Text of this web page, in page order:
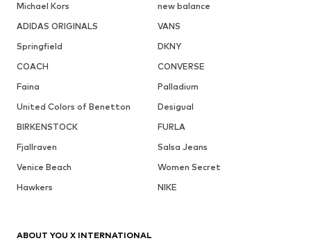
Michael Kors
new balance
ADIDAS ORIGINALS
VANS
Springfield
DKNY
COACH
CONVERSE
Faina
Palladium
United Colors of Benetton
Desigual
BIRKENSTOCK
FURLA
Fjallraven
Salsa Jeans
Venice Beach
Women Secret
Hawkers
NIKE
ABOUT YOU X INTERNATIONAL